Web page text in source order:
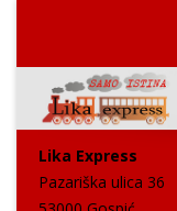
Lika Express
Pazariška ulica 36